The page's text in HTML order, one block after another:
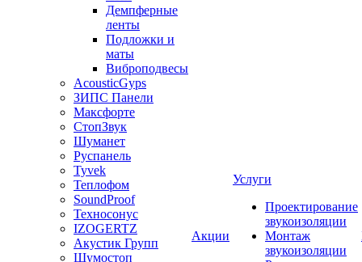
Демпферные
ленты
Подложки и
маты
Виброподвесы
AcousticGyps
ЗИПС Панели
Максфорте
СтопЗвук
Шуманет
Руспанель
Tyvek
Теплофом
SoundProof
Техносонус
IZOGERTZ
Акустик Групп
Шумостоп
Акции
Услуги
Проектирование
звукоизоляции
Монтаж
звукоизоляции